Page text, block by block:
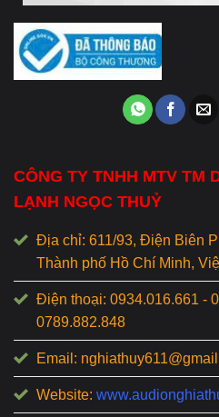
CÔNG TY TNHH MTV TM
LẠNH NGỌC THUỶ
Địa chỉ: 611/93, Điện Biên
Thành phố Hồ Chí Minh,
Điện thoại: 0934.016.661 -
0789.882.848
Email:
Website: